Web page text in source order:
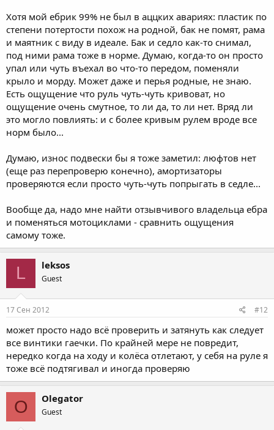
Хотя мой ебрик 99% не был в аццких авариях: пластик по
степени потертости похож на родной, бак не помят, рама
и маятник с виду в идеале. Бак и седло как-то снимал,
под ними рама тоже в норме. Думаю, когда-то он просто
упал или чуть въехал во что-то передом, поменяли
крыло и морду. Может даже и перья родные, не знаю.
Есть ощущение что руль чуть-чуть кривоват, но
ощущение очень смутное, то ли да, то ли нет. Вряд ли
это могло повлиять: и с более кривым рулем вроде все
норм было...
Думаю, износ подвески бы я тоже заметил: люфтов нет
(еще раз перепроверю конечно), амортизаторы
проверяются если просто чуть-чуть попрыгать в седле...
Вообще да, надо мне найти отзывчивого владельца ебра
и поменяться мотоциклами - сравнить ощущения
самому тоже.
L leksos
Guest
17 Сен 2012 #12
может просто надо всё проверить и затянуть как следует
все винтики гаечки. По крайней мере не повредит,
нередко когда на ходу и колёса отлетают, у себя на руле я
тоже всё подтягивал и иногда проверяю
O Olegator
Guest